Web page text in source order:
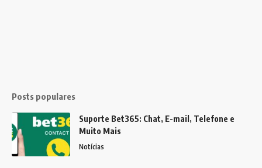
Posts populares
Suporte Bet365: Chat, E-mail, Telefone e
Muito Mais
Notícias